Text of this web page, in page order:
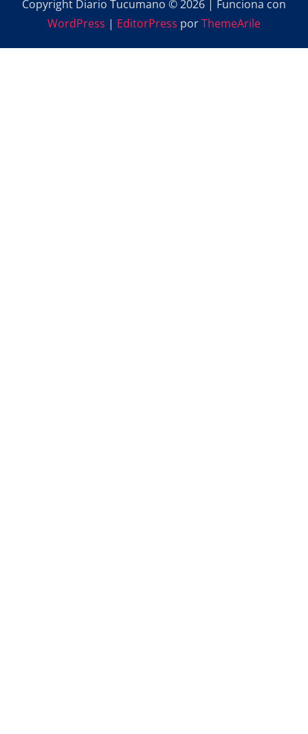
Copyright Diario Tucumano © 2026 | Funciona con
WordPress | EditorPress porThemeArile